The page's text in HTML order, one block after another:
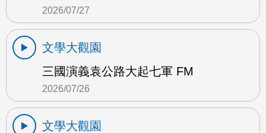
2026/07/27
文學大觀園
三國演義袁公路大起七軍 FM
2026/07/26
文學大觀園